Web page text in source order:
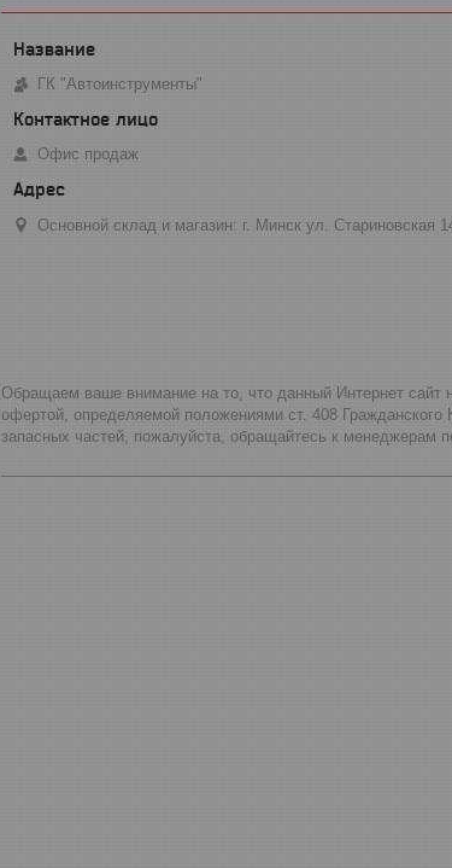
ГК "Автоинструменты"
Офис продаж
Основной склад и магазин: г. Минск ул. Стариновская
Обращаем ваше внимание на то, что данный Интернет сайт
офертой, определяемой положениями ст. 408
запасных частей, пожалуйста, обращайтесь к менеджерам